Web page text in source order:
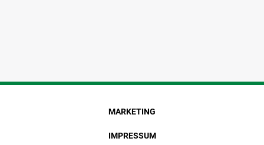
MARKETING
IMPRESSUM